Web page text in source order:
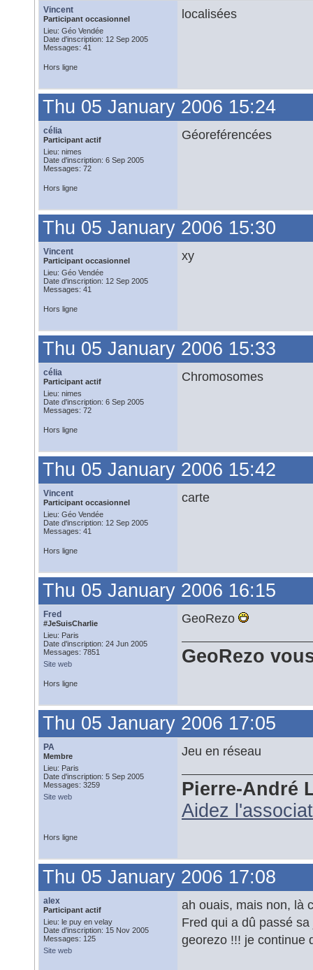
Vincent
Participant occasionnel
Lieu: Géo Vendée
Date d'inscription: 12 Sep 2005
Messages: 41
localisées
Hors ligne
Thu 05 January 2006 15:24
célia
Participant actif
Lieu: nimes
Date d'inscription: 6 Sep 2005
Messages: 72
Géoreférencées
Hors ligne
Thu 05 January 2006 15:30
Vincent
Participant occasionnel
Lieu: Géo Vendée
Date d'inscription: 12 Sep 2005
Messages: 41
xy
Hors ligne
Thu 05 January 2006 15:33
célia
Participant actif
Lieu: nimes
Date d'inscription: 6 Sep 2005
Messages: 72
Chromosomes
Hors ligne
Thu 05 January 2006 15:42
Vincent
Participant occasionnel
Lieu: Géo Vendée
Date d'inscription: 12 Sep 2005
Messages: 41
carte
Hors ligne
Thu 05 January 2006 16:15
Fred
#JeSuisCharlie
Lieu: Paris
Date d'inscription: 24 Jun 2005
Messages: 7851
Site web
GeoRezo
GeoRezo
Hors ligne
Thu 05 January 2006 17:05
PA
Membre
Lieu: Paris
Date d'inscription: 5 Sep 2005
Messages: 3259
Site web
Jeu en réseau
Pierre-André
Aidez
Hors ligne
Thu 05 January 2006 17:08
alex
Participant actif
Lieu: le puy en velay
Date d'inscription: 15 Nov 2005
Messages: 125
Site web
ah ouais, mais non, là
Fred qui a dû passé
georezo !!! je continue